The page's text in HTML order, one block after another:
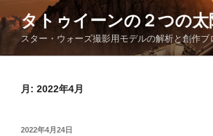
ン
ン
タトゥイーンの２つの太
スター・ウォーズ撮影用モデルの解析と創作ブ
月: 2022年4月
投
2022年4月24日